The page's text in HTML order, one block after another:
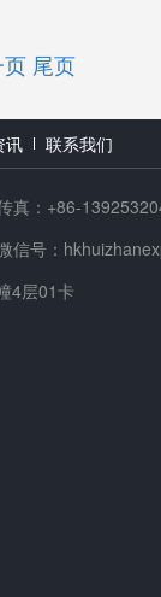
尾页
讯 联系我们
真：+86-
信号：
4层01卡